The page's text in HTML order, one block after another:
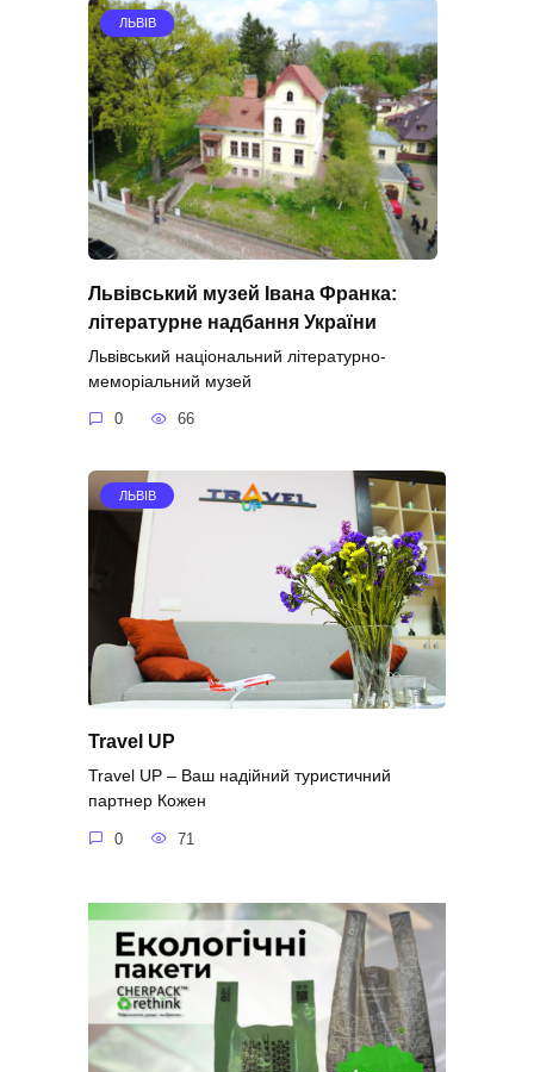
ЛЬВІВ
Львівський музей Івана Франка:
літературне надбання України
Львівський національний літературно-
меморіальний музей
0 66
ЛЬВІВ
Travel UP
Travel UP – Ваш надійний туристичний
партнер Кожен
0 71